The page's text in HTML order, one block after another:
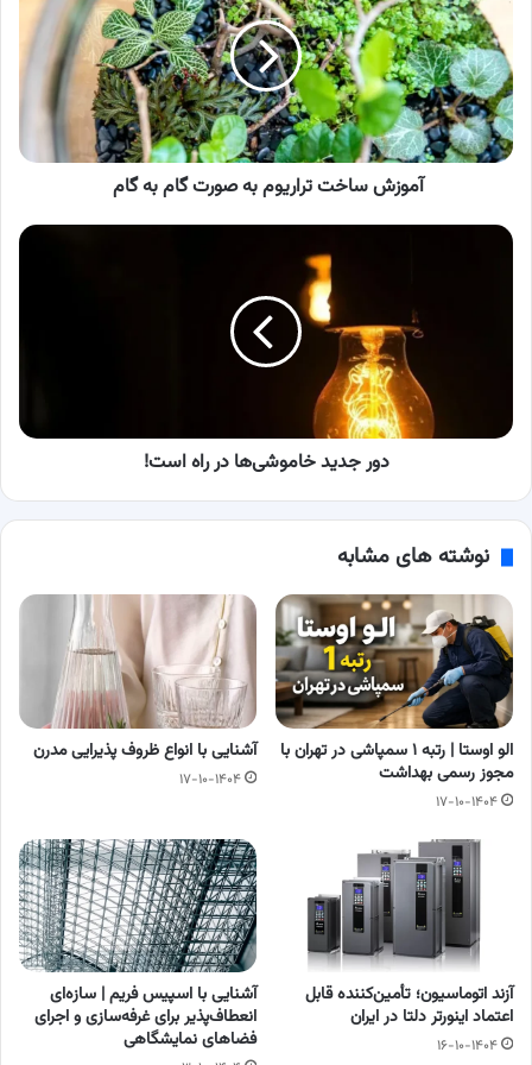
تراریوم
صورت
گام
به
گام
آموزش ساخت تراریوم به صورت گام به گام
دور
دور جدید خاموشی‌ها در راه است!
نوشته های مشابه
الو اوستا | رتبه ۱ سمپاشی در تهران با
مجوز رسمی بهداشت
۱۷-۱۰-۱۴۰۴
آشنایی با انواع ظروف پذیرایی مدرن
۱۷-۱۰-۱۴۰۴
آزند اتوماسیون؛ تأمین‌کننده قابل
اعتماد اینورتر دلتا در ایران
۱۶-۱۰-۱۴۰۴
آشنایی با اسپیس فریم | سازه‌ای
انعطاف‌پذیر برای غرفه‌سازی و اجرای
فضاهای نمایشگاهی